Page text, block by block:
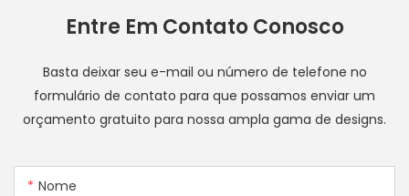
Entre Em Contato Conosco
Basta deixar seu e-mail ou número de telefone no
formulário de contato para que possamos enviar um
orçamento gratuito para nossa ampla gama de designs.
Nome